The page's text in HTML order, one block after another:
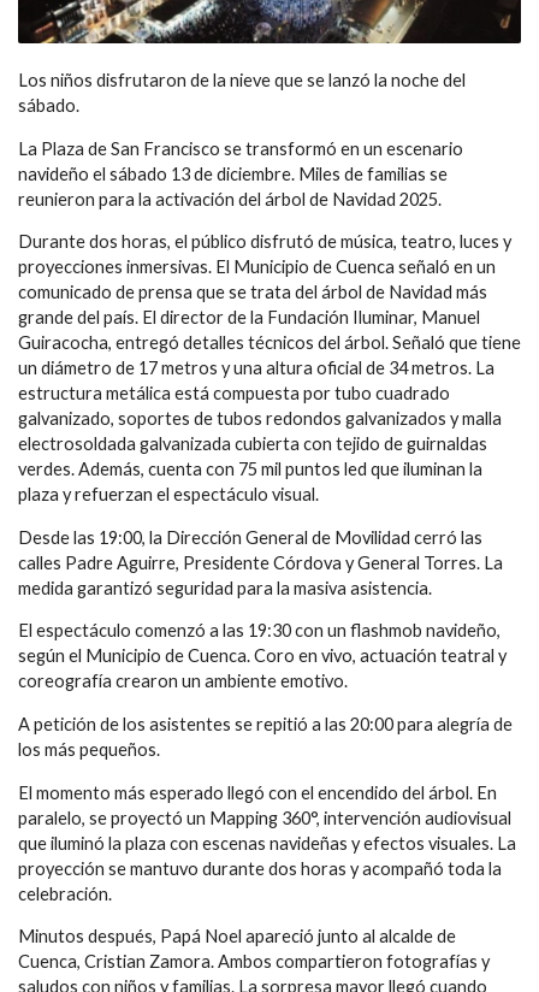
Los niños disfrutaron de la nieve que se lanzó la noche del
sábado.
La Plaza de San Francisco se transformó en un escenario
navideño el sábado 13 de diciembre. Miles de familias se
reunieron para la activación del árbol de Navidad 2025.
Durante dos horas, el público disfrutó de música, teatro, luces y
proyecciones inmersivas. El Municipio de Cuenca señaló en un
comunicado de prensa que se trata del árbol de Navidad más
grande del país. El director de la Fundación Iluminar, Manuel
Guiracocha, entregó detalles técnicos del árbol. Señaló que tiene
un diámetro de 17 metros y una altura oficial de 34 metros. La
estructura metálica está compuesta por tubo cuadrado
galvanizado, soportes de tubos redondos galvanizados y malla
electrosoldada galvanizada cubierta con tejido de guirnaldas
verdes. Además, cuenta con 75 mil puntos led que iluminan la
plaza y refuerzan el espectáculo visual.
Desde las 19:00, la Dirección General de Movilidad cerró las
calles Padre Aguirre, Presidente Córdova y General Torres. La
medida garantizó seguridad para la masiva asistencia.
El espectáculo comenzó a las 19:30 con un flashmob navideño,
según el Municipio de Cuenca. Coro en vivo, actuación teatral y
coreografía crearon un ambiente emotivo.
A petición de los asistentes se repitió a las 20:00 para alegría de
los más pequeños.
El momento más esperado llegó con el encendido del árbol. En
paralelo, se proyectó un Mapping 360°, intervención audiovisual
que iluminó la plaza con escenas navideñas y efectos visuales. La
proyección se mantuvo durante dos horas y acompañó toda la
celebración.
Minutos después, Papá Noel apareció junto al alcalde de
Cuenca, Cristian Zamora. Ambos compartieron fotografías y
saludos con niños y familias. La sorpresa mayor llegó cuando